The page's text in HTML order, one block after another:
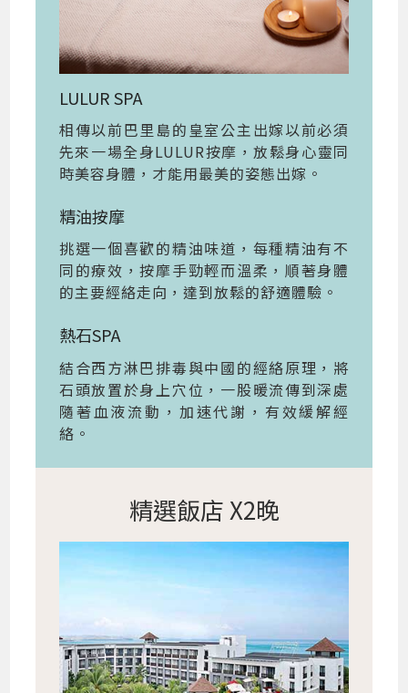
LULUR SPA
相傳以前巴里島的皇室公主出嫁以前必須
先來一場全身LULUR按摩，放鬆身心靈同
時美容身體，才能用最美的姿態出嫁。
精油按摩
挑選一個喜歡的精油味道，每種精油有不
同的療效，按摩手勁輕而溫柔，順著身體
的主要經絡走向，達到放鬆的舒適體驗。
熱石SPA
結合西方淋巴排毒與中國的經絡原理，將
石頭放置於身上穴位，一股暖流傳到深處
隨著血液流動，加速代謝，有效緩解經
絡。
精選飯店 X2晚